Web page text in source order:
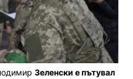
Зеленски е пътувал